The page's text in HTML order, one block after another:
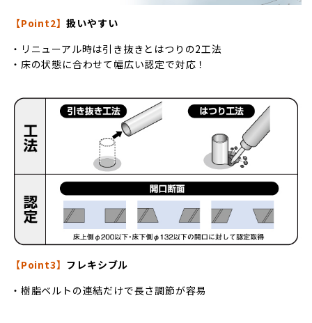
【Point2】扱いやすい
・リニューアル時は引き抜きとはつりの2工法
・床の状態に合わせて幅広い認定で対応！
【Point3】 フレキシブル
・樹脂ベルトの連結だけで長さ調節が容易